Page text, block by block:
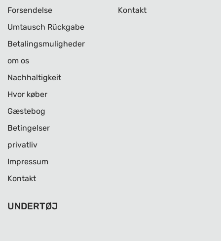
Forsendelse
Umtausch Rückgabe
Betalingsmuligheder
om os
Nachhaltigkeit
Hvor køber
Gæstebog
Betingelser
privatliv
Impressum
Kontakt
Kontakt
UNDERTØJ